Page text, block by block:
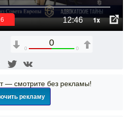
12:46 1x
6
0
0 0
— смотрите без рекламы!
рекламу